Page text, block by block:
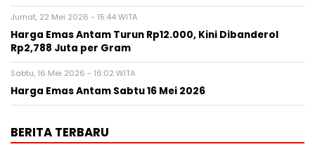
Jumat, 22 Mei 2026 - 15:44 WITA
Harga Emas Antam Turun Rp12.000, Kini Dibanderol
Rp2,788 Juta per Gram
Sabtu, 16 Mei 2026 - 16:02 WITA
Harga Emas Antam Sabtu 16 Mei 2026
BERITA TERBARU